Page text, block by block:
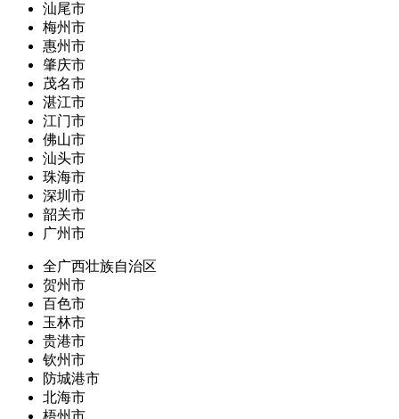
汕尾市
梅州市
惠州市
肇庆市
茂名市
湛江市
江门市
佛山市
汕头市
珠海市
深圳市
韶关市
广州市
全广西壮族自治区
贺州市
百色市
玉林市
贵港市
钦州市
防城港市
北海市
梧州市